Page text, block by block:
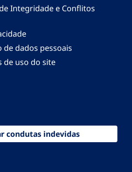
Integridade e Conflitos
dados pessoais
de uso do site
condutas indevidas